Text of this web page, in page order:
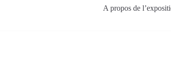
A propos de